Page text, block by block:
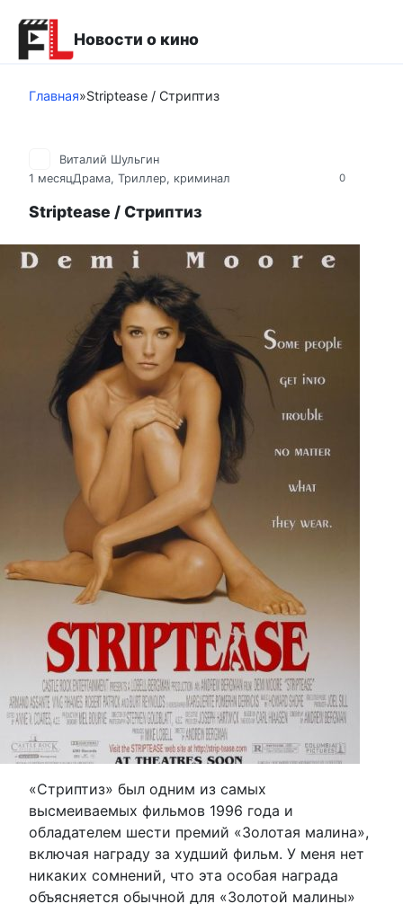
контенту
Новости о кино
Главная»Striptease / Стриптиз
0
Виталий Шульгин
1 месяцДрама, Триллер, криминал
Striptease / Стриптиз
«Стриптиз» был одним из самых
высмеиваемых фильмов 1996 года и
обладателем шести премий «Золотая малина»,
включая награду за худший фильм. У меня нет
никаких сомнений, что эта особая награда
объясняется обычной для «Золотой малины»